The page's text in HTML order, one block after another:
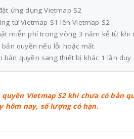
ứng dụng Vietmap S2
từ Vietmap S1 lên Vietmap S2
miễn phí trong vòng 3 năm kể từ khi
bản quyền nếu lỗi hoặc mất
bản quyền sang thiết bị khác 1 lần duy
Vietmap S2 khi chưa có bản
hôm nay, số lượng có hạn.